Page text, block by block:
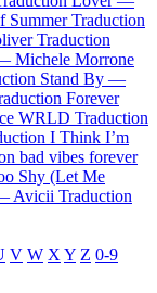
Summer Traduction
Traduction
Michele Morrone
Stand By —
Forever
WRLD Traduction
I Think I’m
bad vibes forever
Shy (Let Me
Avicii Traduction
V W X Y Z 0-9